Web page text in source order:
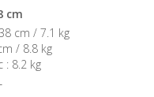
cm
cm / 7.1 kg
/ 8.8 kg
: 8.2 kg